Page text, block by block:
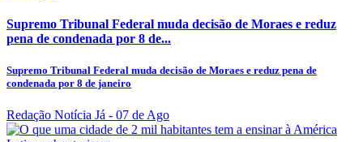
Supremo Tribunal Federal muda decisão de Moraes e reduz
pena de condenada por 8 de...
Supremo Tribunal Federal muda decisão de Moraes e reduz pena de
condenada por 8 de janeiro
Redação Notícia Já - 07 de Ago